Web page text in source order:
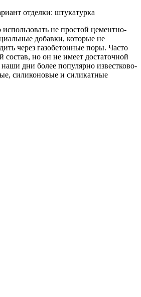
отделки: штукатурка
не простой цементно-
добавки, которые не
через газобетонные поры. Часто
состав, но он не имеет достаточной
дни более популярно известково-
силиконовые и силикатные